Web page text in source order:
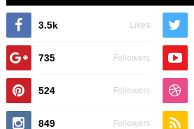
3.5k Likes
735 Followers
524 Followers
849 Followers